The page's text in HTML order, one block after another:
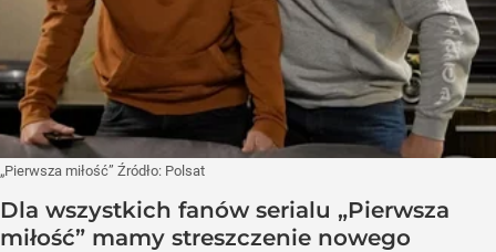
„Pierwsza miłość” Źródło: Polsat
Dla wszystkich fanów serialu „Pierwsza
miłość” mamy streszczenie nowego